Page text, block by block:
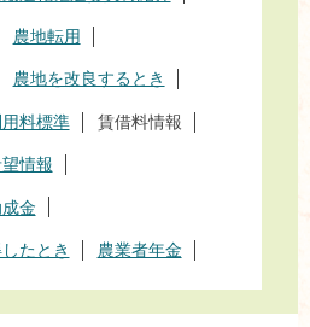
農地転用
農地を改良するとき
料標準 賃借料情報
情報
金
たとき 農業者年金